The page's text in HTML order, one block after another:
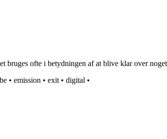
bruges ofte i betydningen af at blive klar over
• emission • exit • digital •